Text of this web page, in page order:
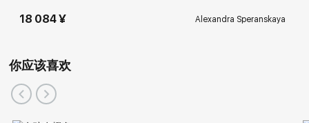
18 084 ¥ Alexandra Speranskaya
你应该喜欢